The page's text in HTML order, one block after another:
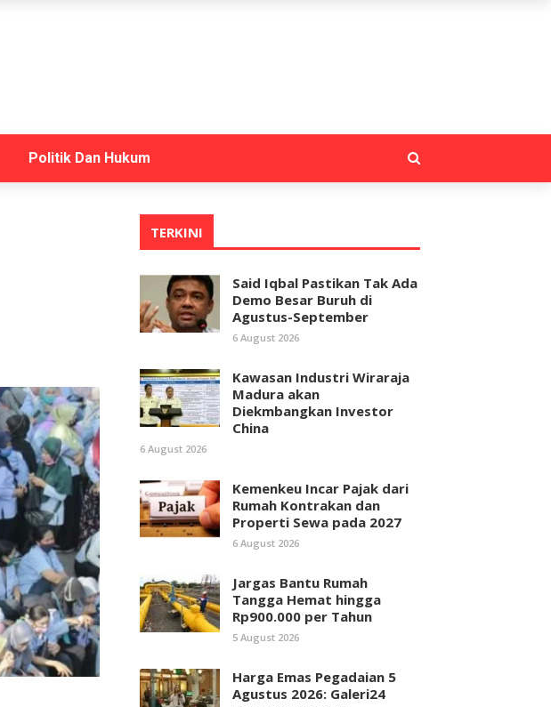
Politik Dan Hukum
TERKINI
Said Iqbal Pastikan Tak Ada
Demo Besar Buruh di
Agustus-September
6 August 2026
Kawasan Industri Wiraraja
Madura akan
Diekmbangkan Investor
China
6 August 2026
Kemenkeu Incar Pajak dari
Rumah Kontrakan dan
Properti Sewa pada 2027
6 August 2026
Jargas Bantu Rumah
Tangga Hemat hingga
Rp900.000 per Tahun
5 August 2026
Harga Emas Pegadaian 5
Agustus 2026: Galeri24